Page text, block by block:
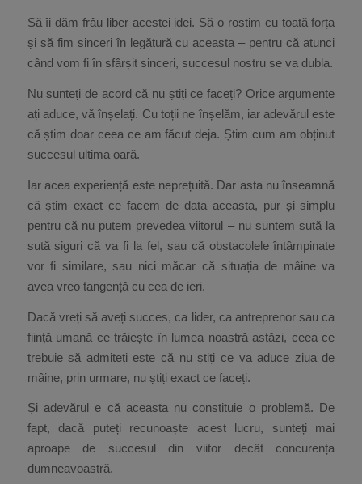
Să îi dăm frâu liber acestei idei. Să o rostim cu toată forța
și să fim sinceri în legătură cu aceasta – pentru că atunci
când vom fi în sfârșit sinceri, succesul nostru se va dubla.
Nu sunteți de acord că nu știți ce faceți? Orice argumente
ați aduce, vă înșelați. Cu toții ne înșelăm, iar adevărul este
că știm doar ceea ce am făcut deja. Știm cum am obținut
succesul ultima oară.
Iar acea experiență este neprețuită. Dar asta nu înseamnă
că știm exact ce facem de data aceasta, pur și simplu
pentru că nu putem prevedea viitorul – nu suntem sută la
sută siguri că va fi la fel, sau că obstacolele întâmpinate
vor fi similare, sau nici măcar că situația de mâine va
avea vreo tangență cu cea de ieri.
Dacă vreți să aveți succes, ca lider, ca antreprenor sau ca
ființă umană ce trăiește în lumea noastră astăzi, ceea ce
trebuie să admiteți este că nu știți ce va aduce ziua de
mâine, prin urmare, nu știți exact ce faceți.
Și adevărul e că aceasta nu constituie o problemă. De
fapt, dacă puteți recunoaște acest lucru, sunteți mai
aproape de succesul din viitor decât concurența
dumneavoastră.